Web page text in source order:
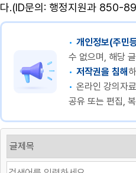
다.(ID문의: 행정지원과 850-
개인정보(주민
수 없으며, 해당
저작권을 침해
온라인 강의자
공유 또는 편집,